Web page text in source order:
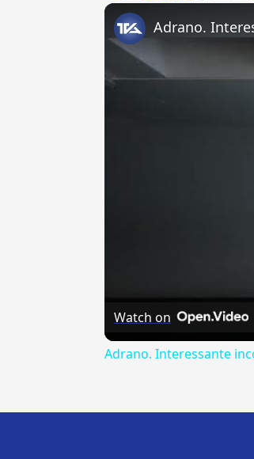
Watch on
Adrano. Interessante